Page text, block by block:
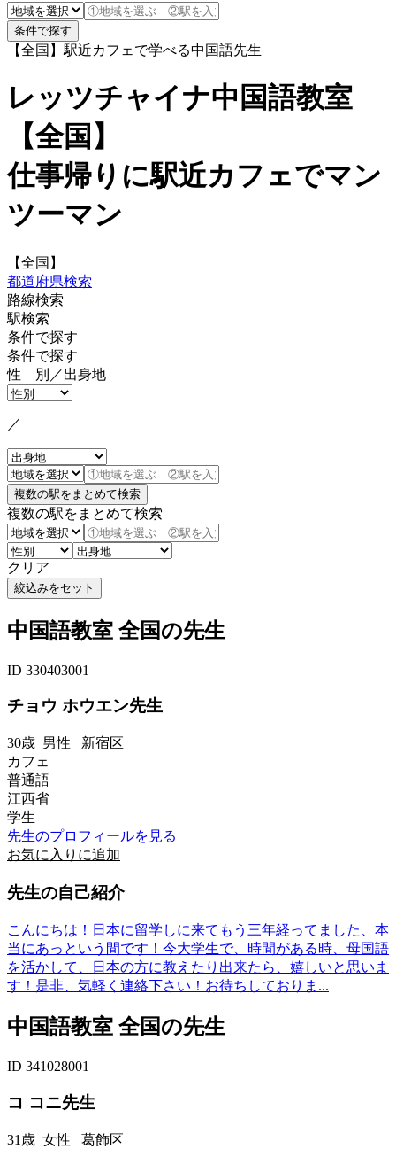
【全国】駅近カフェで学べる中国語先生
レッツチャイナ中国語教室
【全国】
仕事帰りに駅近カフェでマン
ツーマン
【全国】
都道府県検索
路線検索
駅検索
条件で探す
条件で探す
性 別／出身地
／
複数の駅をまとめて検索
クリア
中国語教室 全国の先生
ID 330403001
チョウ ホウエン先生
30歳 男性 新宿区
カフェ
普通語
江西省
学生
先生のプロフィールを見る
お気に入りに追加
先生の自己紹介
こんにちは！日本に留学しに来てもう三年経ってました、本
当にあっという間です！今大学生で、時間がある時、母国語
を活かして、日本の方に教えたり出来たら、嬉しいと思いま
す！是非、気軽く連絡下さい！お待ちしておりま...
中国語教室 全国の先生
ID 341028001
コ コニ先生
31歳 女性 葛飾区